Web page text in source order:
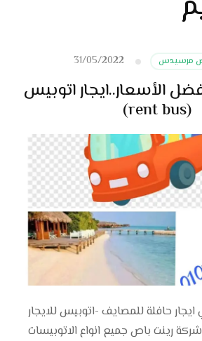
مرسيدس 31/05/2022
الأسعار..ايجار اتوبيس
(rent bus)
حافلة للمصايف -اتوبيس للايجار
شركة رينت باص جميع انواع الاتوبيسات